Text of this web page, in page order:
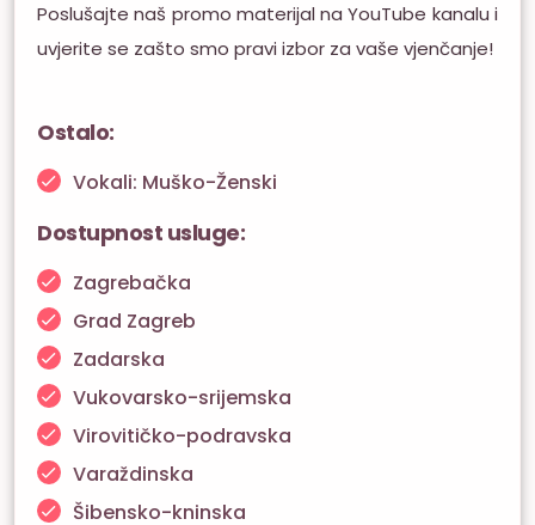
Poslušajte naš promo materijal na YouTube kanalu i
uvjerite se zašto smo pravi izbor za vaše vjenčanje!
Ostalo:
Vokali: Muško-Ženski
Dostupnost usluge:
Zagrebačka
Grad Zagreb
Zadarska
Vukovarsko-srijemska
Virovitičko-podravska
Varaždinska
Šibensko-kninska